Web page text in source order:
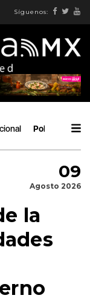
Síguenos:
Política
09
Agosto 2026
la